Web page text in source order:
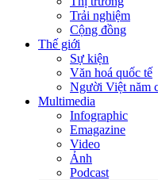
Trải nghiệm
Cộng đồng
Thế giới
Sự kiện
Văn hoá quốc tế
Người Việt năm
Multimedia
Infographic
Emagazine
Video
Ảnh
Podcast